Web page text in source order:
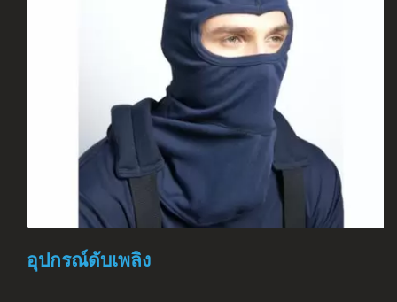
อุปกรณ์ดับเพลิง